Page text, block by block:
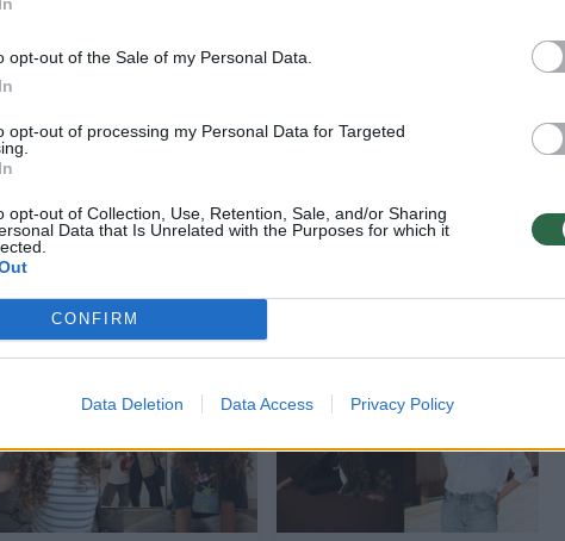
opt-out of the Sale of my Personal Data.
opt-out of processing my Personal Data for Targeted
opt-out of Collection, Use, Retention, Sale, and/or Sharing
Data that Is Unrelated with the Purposes for which it
CONFIRM
Data Deletion Data Access Privacy Policy
net ir japonų žiniasklaida – „Japan Daily“.
užvertė įrašą pagyromis – jie komentavo, kad
tinka, ir pabrėžė viso įvaizdžio eleganciją. Šis
gilų kultūrinį tarpusavio supratimą ir tvirtą
draugystę.